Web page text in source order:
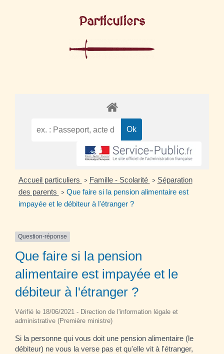
Particuliers
Accueil particuliers > Famille - Scolarité > Séparation
des parents
> Que faire si la pension alimentaire est
impayée et le débiteur à l'étranger ?
Question-réponse
Que faire si la pension
alimentaire est impayée et le
débiteur à l'étranger ?
Vérifié le 18/06/2021 - Direction de l'information légale et
administrative (Première ministre)
Si la personne qui vous doit une pension alimentaire (le
débiteur) ne vous la verse pas et qu'elle vit à l'étranger,